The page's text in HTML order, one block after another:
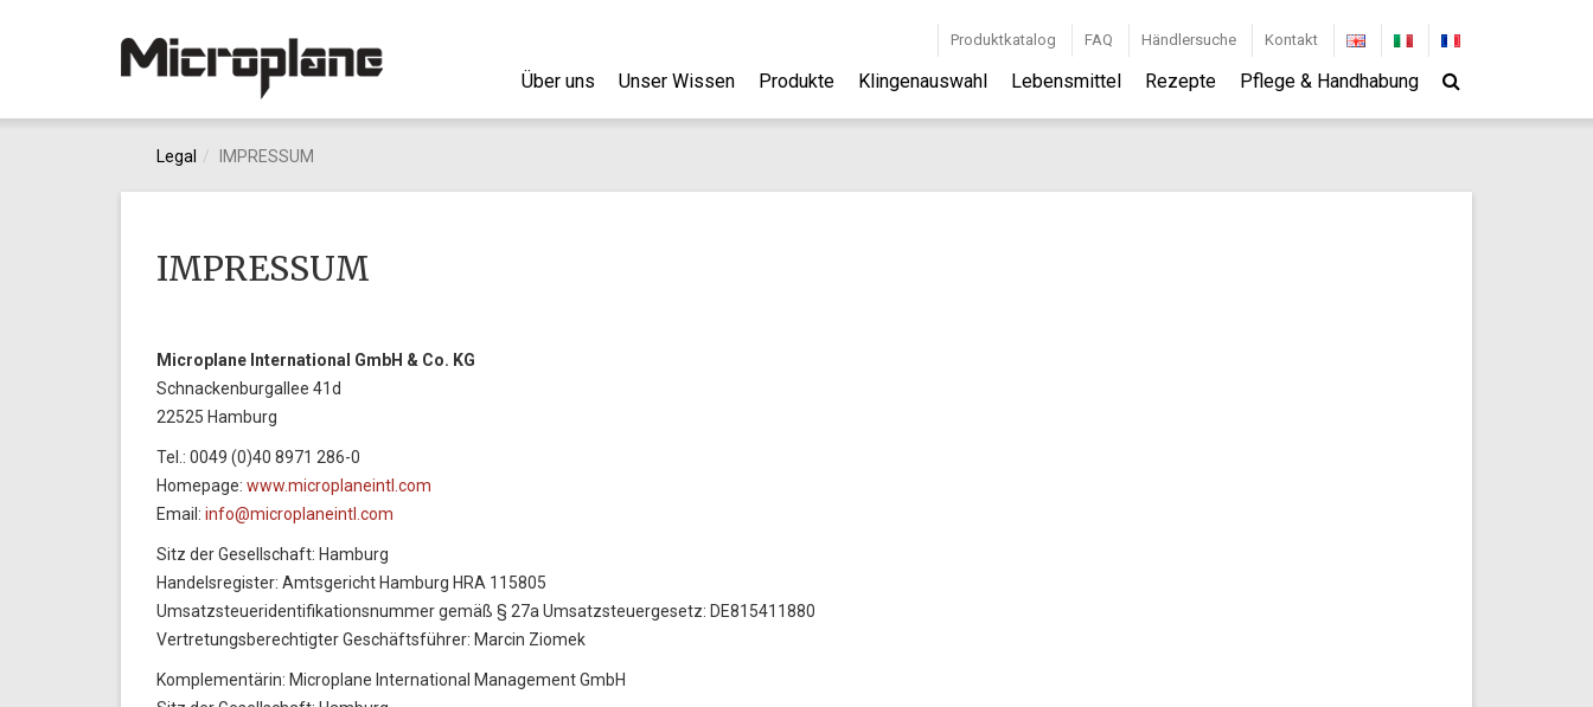
Produktkatalog FAQ Händlersuche Kontakt
Über uns Unser Wissen Produkte Klingenauswahl Lebensmittel Rezepte Pflege & Handhabung
Legal IMPRESSUM
IMPRESSUM
Microplane International GmbH & Co. KG
Schnackenburgallee 41d
22525 Hamburg
Tel.: 0049 (0)40 8971 286-0
Homepage: www.microplaneintl.com
Email: info@microplaneintl.com
Sitz der Gesellschaft: Hamburg
Handelsregister: Amtsgericht Hamburg HRA 115805
Umsatzsteueridentifikationsnummer gemäß § 27a Umsatzsteuergesetz: DE815411880
Vertretungsberechtigter Geschäftsführer: Marcin Ziomek
Komplementärin: Microplane International Management GmbH